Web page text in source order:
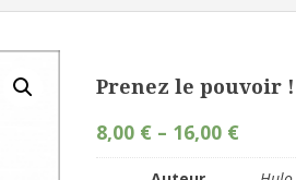
Prenez le pouvoir !
8,00 €– 16,00 €